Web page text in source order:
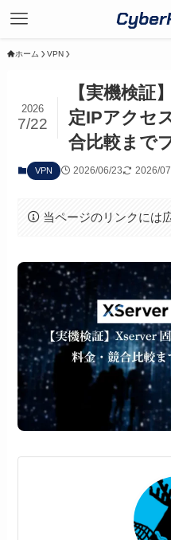
ホーム VPN
【実機検証
定IPアクセ
合比較まで
2026
7/22
VPN 2026/06/23 2026/
当ページのリンクには